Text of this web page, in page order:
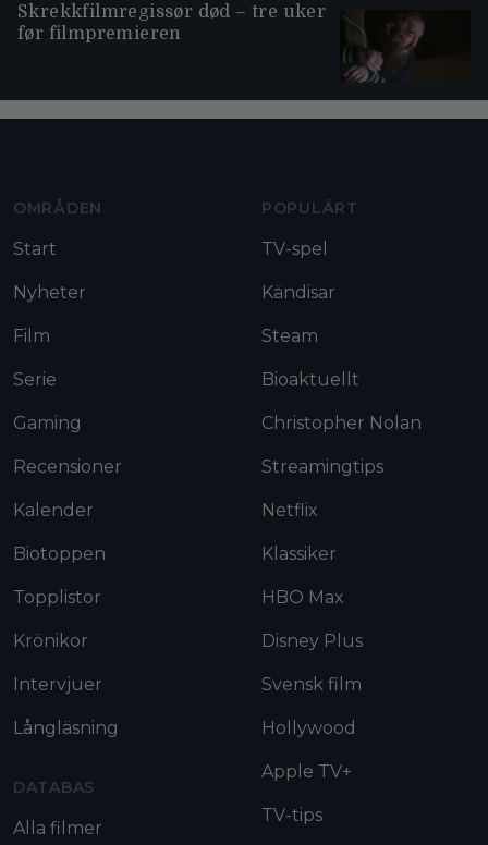
Skrekkfilmregissør død – tre uker
før filmpremieren
OMRÅDEN
Start
Nyheter
Film
Serie
Gaming
Recensioner
Kalender
Biotoppen
Topplistor
Krönikor
Intervjuer
Långläsning
DATABAS
Alla filmer
POPULÄRT
TV-spel
Kändisar
Steam
Bioaktuellt
Christopher Nolan
Streamingtips
Netflix
Klassiker
HBO Max
Disney Plus
Svensk film
Hollywood
Apple TV+
TV-tips